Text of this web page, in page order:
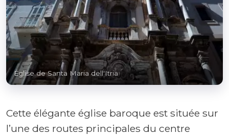
Église de Santa Maria dell'Itria
Cette élégante église baroque est située sur
l’une des routes principales du centre